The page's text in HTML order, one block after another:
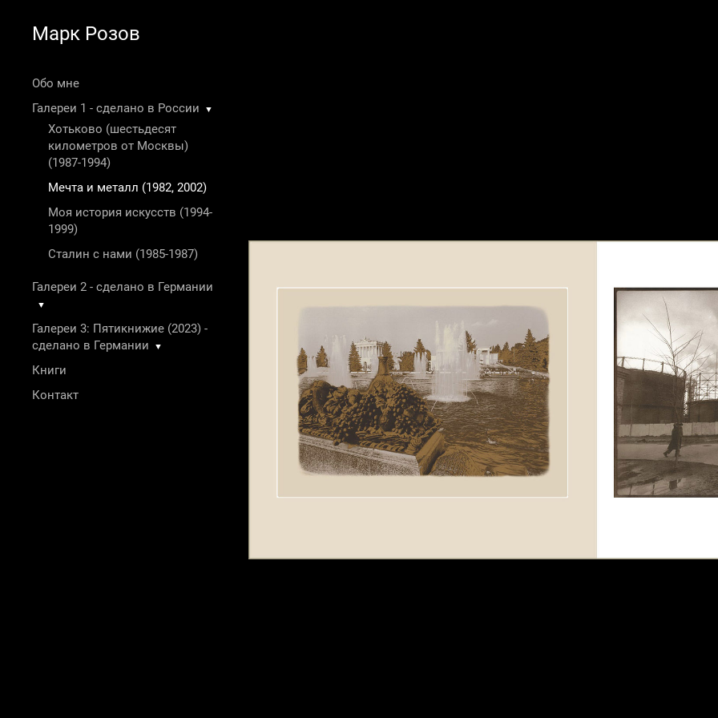
Марк Розов
Обо мне
Галереи 1 - сделано в России
▼
Хотьково (шестьдесят
километров от Москвы)
(1987-1994)
Мечта и металл (1982, 2002)
Моя история искусств (1994-
1999)
Сталин с нами (1985-1987)
Галереи 2 - сделано в Германии
▼
Галереи 3: Пятикнижие (2023) -
сделано в Германии
▼
Книги
Контакт